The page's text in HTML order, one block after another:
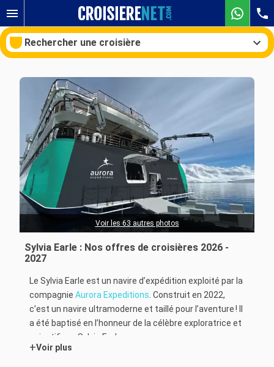
Rechercher une croisière
Nos destinations
Mois de départ
Ports Compagnies
Rechercher
Sylvia Earle : Nos offres de croisières 2026 -
2027
Le Sylvia Earle est un navire d’expédition exploité par la
compagnie Aurora Expeditions. Construit en 2022,
c’est un navire ultramoderne et taillé pour l’aventure ! Il
a été baptisé en l’honneur de la célèbre exploratrice et
scientifique Sylvia Earle.
+Voir plus
Voir les 63 autres photos